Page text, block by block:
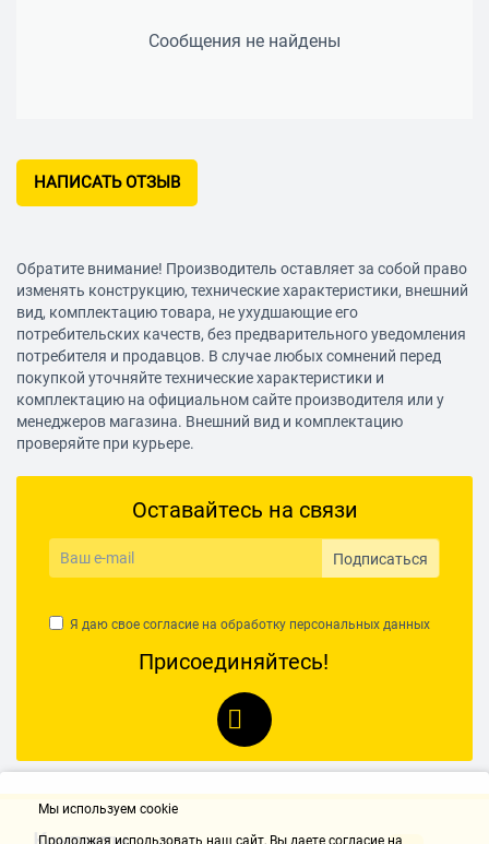
Прорезиненные ножки
Габариты и вес
Сообщения не найдены
НАПИСАТЬ ОТЗЫВ
Обратите внимание! Производитель оставляет за собой право
изменять конструкцию, технические характеристики, внешний
вид, комплектацию товара, не ухудшающие его
потребительских качеств, без предварительного уведомления
потребителя и продавцов. В случае любых сомнений перед
покупкой уточняйте технические характеристики и
комплектацию на официальном сайте производителя или у
менеджеров магазина. Внешний вид и комплектацию
проверяйте при курьере.
Оставайтесь на связи
Подписаться
Я даю свое согласие на обработку персональных данных
Присоединяйтесь!
Мы используем cookie
Продолжая использовать наш cайт, Вы даете согласие на